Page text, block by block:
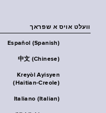
וועלט אויס א שפראך
Español (Spanish)
中文 (Chinese)
Kreyòl Ayisyen
(Haitian-Creole)
Italiano (Italian)